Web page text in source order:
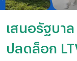
เสนอรัฐบา
ปลดล็อก